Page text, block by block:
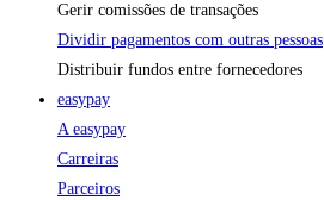
Gerir comissões de transações
Dividir pagamentos com outras pessoas
Distribuir fundos entre fornecedores
easypay
A easypay
Carreiras
Parceiros